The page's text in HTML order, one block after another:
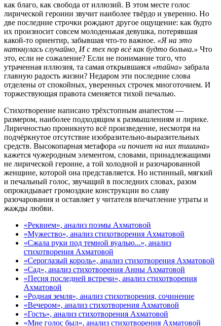
как благо, как свобода от иллюзий. В этом месте голос
лирической героини звучит наиболее твёрдо и уверенно. Но
две последние строчки рождают другое ощущение: как будто
их произносит совсем молоденькая девушка, потерявшая
какой-то ориентир, забывшая что-то важное. «Я на это
наткнулась случайно, И с тех пор всё как будто больна.» Что
это, если не сожаление? Если не понимание того, что
утраченная иллюзия, та самая открывшаяся «тайна» забрала
главную радость жизни? Недаром эти последние слова
отделены от спокойных, уверенных строчек многоточием. И
торжествующая правота сменяется тихой печалью.
Стихотворение написано трёхстопным анапестом —
размером, наиболее подходящим к размышлениям и лирике.
Лиричностью проникнуто всё произведение, несмотря на
подчёркнутое отсутствие изобразительно-выразительных
средств. Высокопарная метафора «и почиет на них тишина»
кажется чужеродным элементом, словами, принадлежащими
не лирической героине, а той холодной и разочарованной
женщине, которой она представляется. Но истинный, мягкий
и печальный голос, звучащий в последних словах, разом
опрокидывает громоздкие конструкции во славу
разочарования и оставляет у читателя впечатление утраты и
жажды любви.
«Реквием», анализ поэмы Ахматовой
«Мужество», анализ стихотворения Ахматовой
«Сжала руки под темной вуалью...», анализ
стихотворения Ахматовой
«Сероглазый король», анализ стихотворения Ахматовой
«Сад», анализ стихотворения Анны Ахматовой
«Песня последней встречи», анализ стихотворения
Ахматовой
«Родная земля», анализ стихотворения, сочинение
«Вечером», анализ стихотворения Ахматовой
«Гость», анализ стихотворения Ахматовой
«Мне голос был», анализ стихотворения Ахматовой